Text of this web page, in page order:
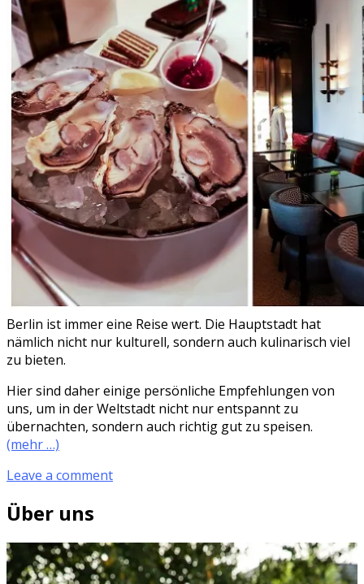
Berlin ist immer eine Reise wert. Die Hauptstadt hat
nämlich nicht nur kulturell, sondern auch kulinarisch viel
zu bieten.
Hier sind daher einige persönliche Empfehlungen von
uns, um in der Weltstadt nicht nur entspannt zu
übernachten, sondern auch richtig gut zu speisen.
(mehr …)
Leave a comment
Über uns